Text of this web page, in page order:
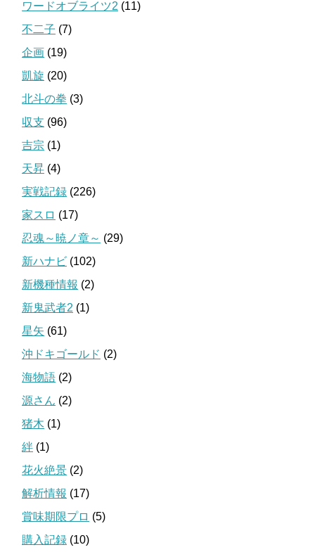
ワードオブライツ2 (11)
不二子 (7)
企画 (19)
凱旋 (20)
北斗の拳 (3)
収支 (96)
吉宗 (1)
天昇 (4)
実戦記録 (226)
家スロ (17)
忍魂～暁ノ章～ (29)
新ハナビ (102)
新機種情報 (2)
新鬼武者2 (1)
星矢 (61)
沖ドキゴールド (2)
海物語 (2)
源さん (2)
猪木 (1)
絆 (1)
花火絶景 (2)
解析情報 (17)
賞味期限プロ (5)
購入記録 (10)